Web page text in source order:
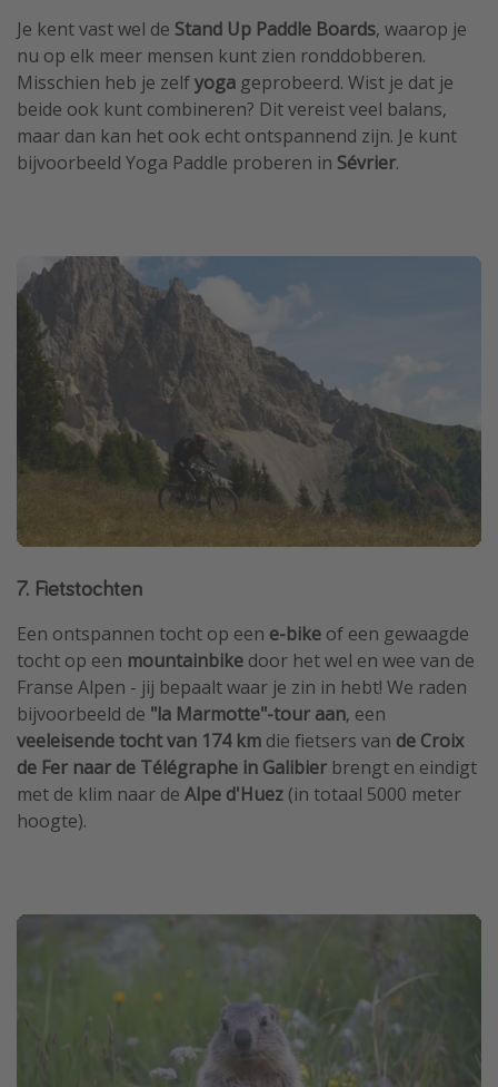
Je kent vast wel de Stand Up Paddle Boards, waarop je
nu op elk meer mensen kunt zien ronddobberen.
Misschien heb je zelfyoga geprobeerd. Wist je dat je
beide ook kunt combineren? Dit vereist veel balans,
maar dan kan het ook echt ontspannend zijn. Je kunt
bijvoorbeeld Yoga Paddle proberen in Sévrier.
7. Fietstochten
Een ontspannen tocht op een e-bike of een gewaagde
tocht op een mountainbike door het wel en wee van de
Franse Alpen - jij bepaalt waar je zin ​​in hebt! We raden
bijvoorbeeld de "la Marmotte"-tour aan, een
veeleisende tocht van 174 km die fietsers van de Croix
de Fer naar de Télégraphe in Galibier brengt en eindigt
met de klim naar de Alpe d'Huez (in totaal 5000 meter
hoogte).